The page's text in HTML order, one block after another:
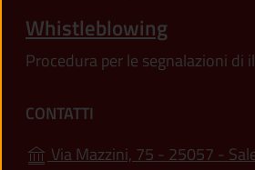
Whistleblowing
Procedura per le segnalazioni di
CONTATTI
Via Mazzini, 75 - 25057 -